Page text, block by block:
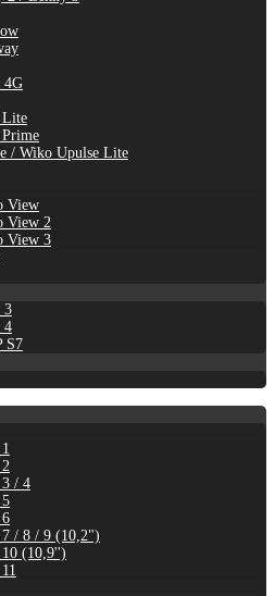
4G
Lite
/ Wiko Upulse Lite
View
View 2
View 3
3
4
S7
3 / 4
7 / 8 / 9 (10,2")
10 (10,9'')